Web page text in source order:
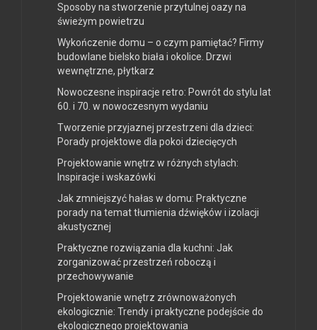
Sposoby na stworzenie przytulnej oazy na
świeżym powietrzu
Wykończenie domu – o czym pamiętać? Firmy
budowlane bielsko biała i okolice. Drzwi
wewnętrzne, płytkarz
Nowoczesne inspiracje retro: Powrót do stylu lat
60. i 70. w nowoczesnym wydaniu
Tworzenie przyjaznej przestrzeni dla dzieci:
Porady projektowe dla pokoi dziecięcych
Projektowanie wnętrz w różnych stylach:
Inspiracje i wskazówki
Jak zmniejszyć hałas w domu: Praktyczne
porady na temat tłumienia dźwięków i izolacji
akustycznej
Praktyczne rozwiązania dla kuchni: Jak
zorganizować przestrzeń roboczą i
przechowywanie
Projektowanie wnętrz zrównoważonych
ekologicznie: Trendy i praktyczne podejście do
ekologicznego projektowania